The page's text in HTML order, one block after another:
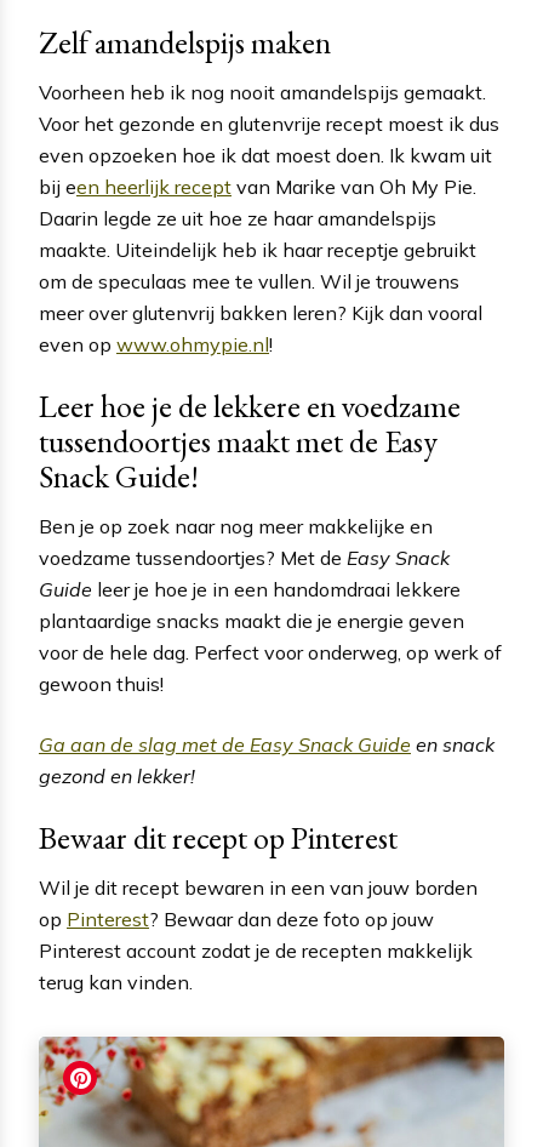
Zelf amandelspijs maken
Voorheen heb ik nog nooit amandelspijs gemaakt.
Voor het gezonde en glutenvrije recept moest ik dus
even opzoeken hoe ik dat moest doen. Ik kwam uit
bij een heerlijk recept van Marike van Oh My Pie.
Daarin legde ze uit hoe ze haar amandelspijs
maakte. Uiteindelijk heb ik haar receptje gebruikt
om de speculaas mee te vullen. Wil je trouwens
meer over glutenvrij bakken leren? Kijk dan vooral
even op www.ohmypie.nl!
Leer hoe je de lekkere en voedzame
tussendoortjes maakt met de Easy
Snack Guide!
Ben je op zoek naar nog meer makkelijke en
voedzame tussendoortjes? Met de Easy Snack
Guide leer je hoe je in een handomdraai lekkere
plantaardige snacks maakt die je energie geven
voor de hele dag. Perfect voor onderweg, op werk of
gewoon thuis!
Ga aan de slag met de Easy Snack Guide en snack
gezond en lekker!
Bewaar dit recept op Pinterest
Wil je dit recept bewaren in een van jouw borden
op Pinterest? Bewaar dan deze foto op jouw
Pinterest account zodat je de recepten makkelijk
terug kan vinden.